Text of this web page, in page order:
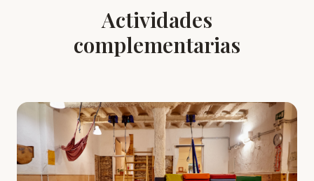
Actividades
complementarias